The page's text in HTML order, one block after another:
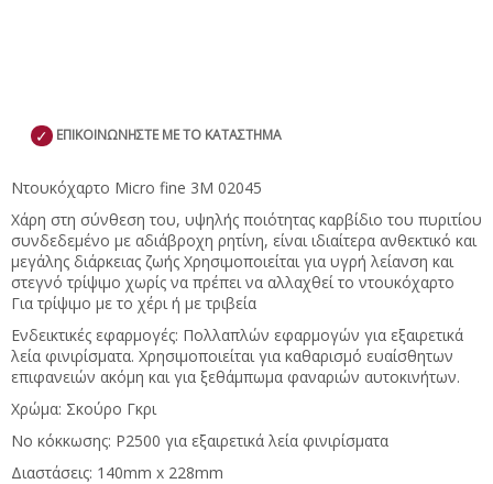
✓ ΕΠΙΚΟΙΝΩΝΗΣΤΕ ΜΕ ΤΟ ΚΑΤΑΣΤΗΜΑ
Ντουκόχαρτο Micro fine 3M 02045
Χάρη στη σύνθεση του, υψηλής ποιότητας καρβίδιο του πυριτίου
συνδεδεμένο με αδιάβροχη ρητίνη, είναι ιδιαίτερα ανθεκτικό και
μεγάλης διάρκειας ζωής Χρησιμοποιείται για υγρή λείανση και
στεγνό τρίψιμο χωρίς να πρέπει να αλλαχθεί το ντουκόχαρτο
Για τρίψιμο με το χέρι ή με τριβεία
Ενδεικτικές εφαρμογές: Πολλαπλών εφαρμογών για εξαιρετικά
λεία φινιρίσματα. Χρησιμοποιείται για καθαρισμό ευαίσθητων
επιφανειών ακόμη και για ξεθάμπωμα φαναριών αυτοκινήτων.
Χρώμα: Σκούρο Γκρι
Νο κόκκωσης: P2500 για εξαιρετικά λεία φινιρίσματα
Διαστάσεις: 140mm x 228mm